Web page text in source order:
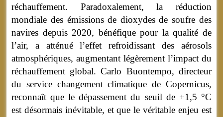
réchauffement. Paradoxalement, la réduction
mondiale des émissions de dioxydes de soufre des
navires depuis 2020, bénéfique pour la qualité de
l’air, a atténué l’effet refroidissant des aérosols
atmosphériques, augmentant légèrement l’impact du
réchauffement global. Carlo Buontempo, directeur
du service changement climatique de Copernicus,
reconnaît que le dépassement du seuil de +1,5 °C
est désormais inévitable, et que le véritable enjeu est